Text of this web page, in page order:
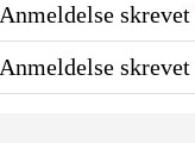
Anmeldelse skrevet
Anmeldelse skrevet